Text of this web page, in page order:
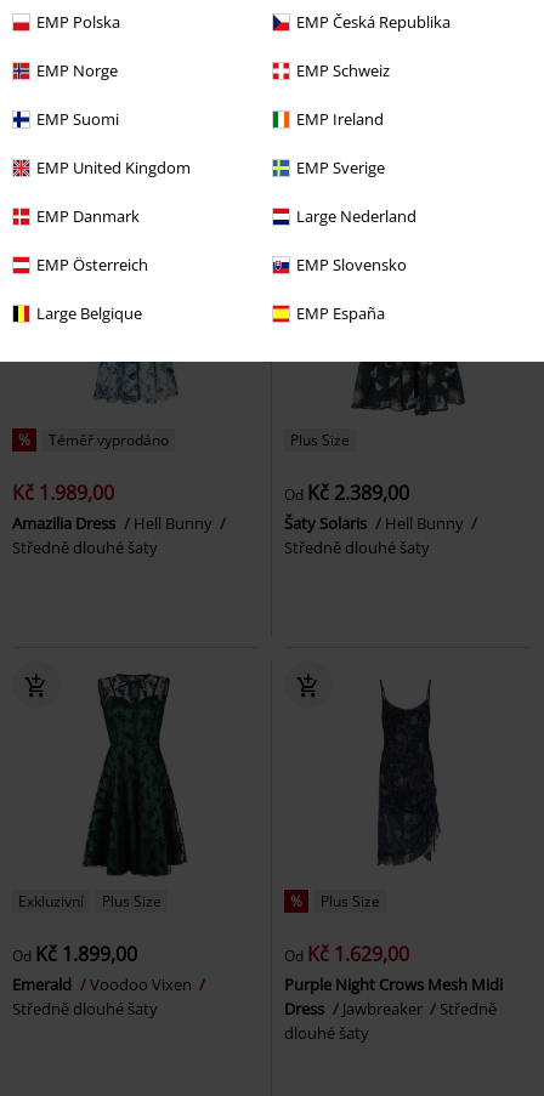
EMP Polska EMP Česká Republika
EMP Norge EMP Schweiz
EMP Suomi EMP Ireland
EMP United Kingdom EMP Sverige
EMP Danmark Large Nederland
EMP Österreich EMP Slovensko
Large Belgique EMP España
Kč 1.899,00
Kellie Hell Bunny
dlouhé šaty
OdKč 1.899,00
Šaty Lenja
H&R London
Středně dlouhé šaty
% Téměř vyprodáno
Kč 1.989,00
Amazilia Dress
Hell Bunny
Středně dlouhé šaty
Plus Size
Od Kč 2.389,00
Šaty Solaris
Hell Bunny
Středně dlouhé šaty
Exkluzivní Plus Size
Od Kč 1.899,00
Emerald
Voodoo Vixen
Středně dlouhé šaty
% Plus Size
Od Kč 1.629,00
Purple Night Crows Mesh Midi
Dress
Jawbreaker
Středně
dlouhé šaty